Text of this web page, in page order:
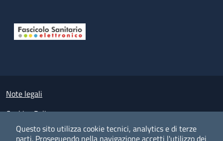
Questo sito utilizza cookie tecnici, analytics e di terze
parti. Proseguendo nella navigazione accetti l'utilizzo dei
Small prints
Note legali
Cookies Policy
Policy privacy e protezione del dato personale